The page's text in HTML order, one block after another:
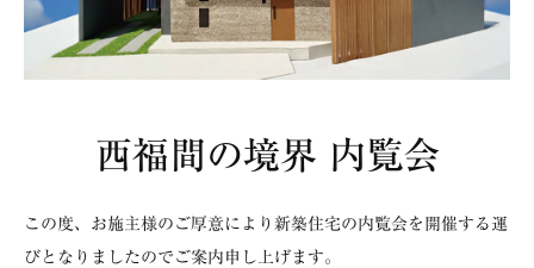
西福間の境界 内覧会
この度、お施主様のご厚意により新築住宅の内覧会を開催する運
びとなりましたのでご案内申し上げます。